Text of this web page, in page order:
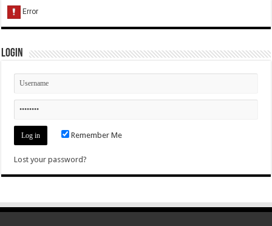
Login
Remember Me
Lost your password?